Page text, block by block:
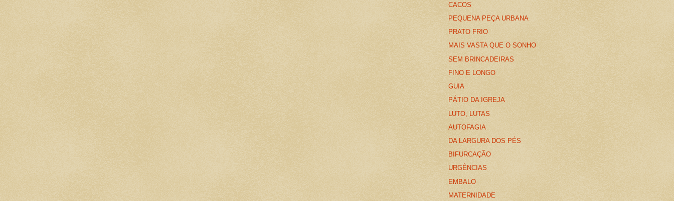
CACOS
PEQUENA PEÇA URBANA
PRATO FRIO
MAIS VASTA QUE O SONHO
SEM BRINCADEIRAS
FINO E LONGO
GUIA
PÁTIO DA IGREJA
LUTO, LUTAS
AUTOFAGIA
DA LARGURA DOS PÉS
BIFURCAÇÃO
URGÊNCIAS
EMBALO
MATERNIDADE